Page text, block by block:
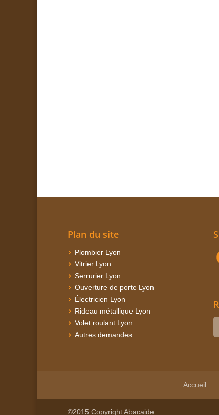
Plan du site
Plombier Lyon
Vitrier Lyon
Serrurier Lyon
Ouverture de porte Lyon
Électricien Lyon
Rideau métallique Lyon
Volet roulant Lyon
Autres demandes
Accueil
©2015 Copyright Abacaide